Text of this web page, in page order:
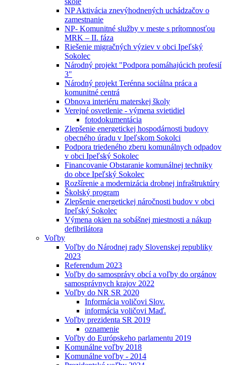
NP Aktivácia znevýhodnených uchádzačov o
zamestnanie
NP- Komunitné služby v meste s prítomnosťou
MRK – II. fáza
Riešenie migračných výziev v obci Ipeľský
Sokolec
Národný projekt "Podpora pomáhajúcich profesií
3"
Národný projekt Terénna sociálna práca a
komunitné centrá
Obnova interiéru materskej školy
Verejné osvetlenie - výmena svietidiel
fotodokumentácia
Zlepšenie energetickej hospodárnosti budovy
obecného úradu v Ipeľskom Sokolci
Podpora triedeného zberu komunálnych odpadov
v obci Ipeľský Sokolec
Financovanie Obstaranie komunálnej techniky
do obce Ipeľský Sokolec
Rozšírenie a modernizácia drobnej infraštruktúry
Školský program
Zlepšenie energetickej náročnosti budov v obci
Ipeľský Sokolec
Výmena okien na sobášnej miestnosti a nákup
defibrilátora
Voľby
Voľby do Národnej rady Slovenskej republiky
2023
Referendum 2023
Voľby do samosprávy obcí a voľby do orgánov
samosprávnych krajov 2022
Voľby do NR SR 2020
Informácia voličovi Slov.
informácia voličovi Maď.
Voľby prezidenta SR 2019
oznamenie
Voľby do Európskeho parlamentu 2019
Komunálne voľby 2018
Komunálne voľby - 2014